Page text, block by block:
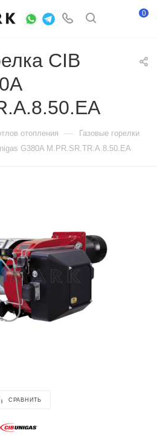
0
CIB
отопления — Газовые горелки
G380A M.PR.SR.TR.A.8.50.EA
СРАВНИТЬ